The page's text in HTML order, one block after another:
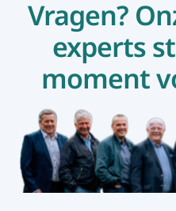
Vragen?
experts
moment